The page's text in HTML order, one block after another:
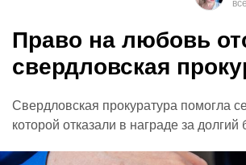
Право на любовь
свердловская
Свердловская прокуратура помогла
которой отказали в награде за долгий